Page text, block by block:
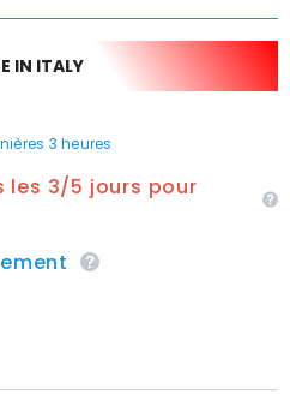
IN ITALY
3 heures
les 3/5 jours pour